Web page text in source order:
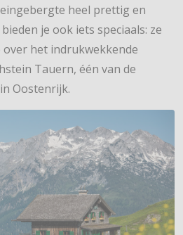
heel prettig en
je ook iets speciaals: ze
het indrukwekkende
Tauern, één van de
Oostenrijk.